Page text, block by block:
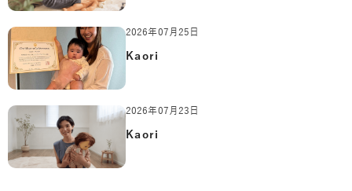
2026年07月25日
Kaori
2026年07月23日
Kaori